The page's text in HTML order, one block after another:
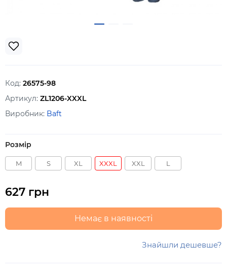
Код: 26575-98
Артикул: ZL1206-XXXL
Виробник: Baft
Розмір
M S XL XXXL XXL L
627 грн
Немає в наявності
Знайшли дешевше?